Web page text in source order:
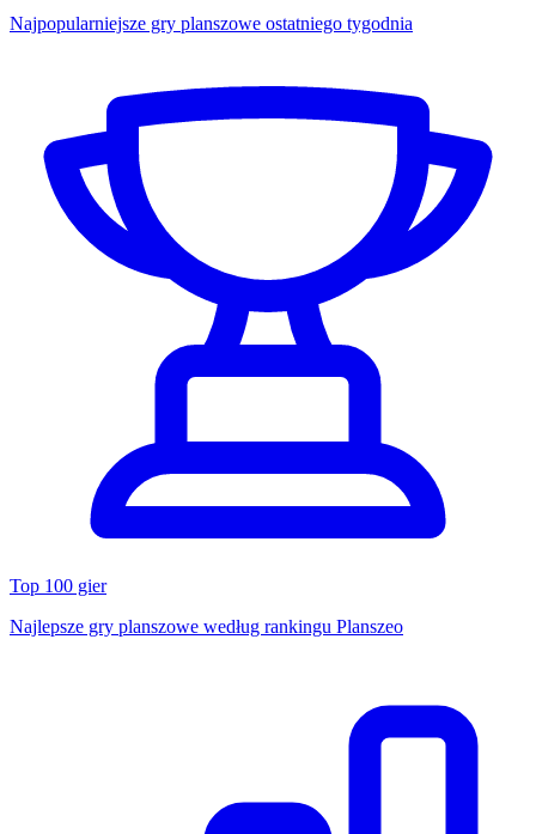
Najpopularniejsze gry planszowe ostatniego tygodnia
Top 100 gier
Najlepsze gry planszowe według rankingu Planszeo